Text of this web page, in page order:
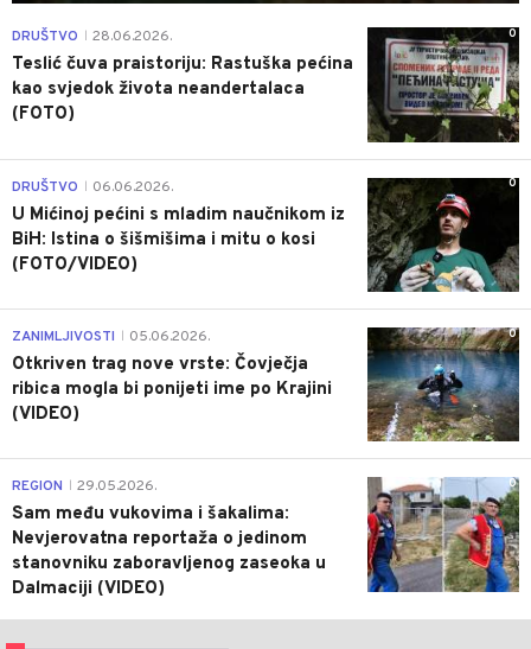
0
DRUŠTVO 28.06.2026.
Teslić čuva praistoriju: Rastuška pećina
kao svjedok života neandertalaca
(FOTO)
0
DRUŠTVO 06.06.2026.
U Mićinoj pećini s mladim naučnikom iz
BiH: Istina o šišmišima i mitu o kosi
(FOTO/VIDEO)
0
ZANIMLJIVOSTI 05.06.2026.
Otkriven trag nove vrste: Čovječja
ribica mogla bi ponijeti ime po Krajini
(VIDEO)
0
REGION 29.05.2026.
Sam među vukovima i šakalima:
Nevjerovatna reportaža o jedinom
stanovniku zaboravljenog zaseoka u
Dalmaciji (VIDEO)